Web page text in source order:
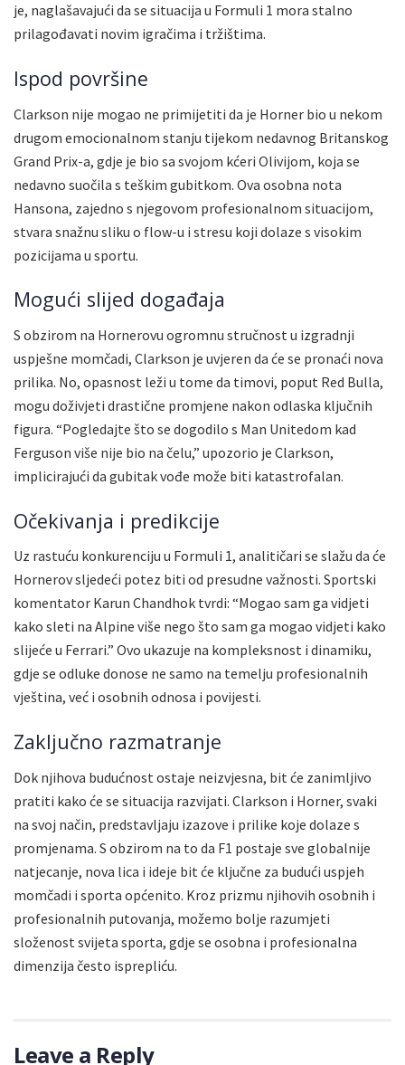
je, naglašavajući da se situacija u Formuli 1 mora stalno
prilagođavati novim igračima i tržištima.
Ispod površine
Clarkson nije mogao ne primijetiti da je Horner bio u nekom
drugom emocionalnom stanju tijekom nedavnog Britanskog
Grand Prix-a, gdje je bio sa svojom kćeri Olivijom, koja se
nedavno suočila s teškim gubitkom. Ova osobna nota
Hansona, zajedno s njegovom profesionalnom situacijom,
stvara snažnu sliku o flow-u i stresu koji dolaze s visokim
pozicijama u sportu.
Mogući slijed događaja
S obzirom na Hornerovu ogromnu stručnost u izgradnji
uspješne momčadi, Clarkson je uvjeren da će se pronaći nova
prilika. No, opasnost leži u tome da timovi, poput Red Bulla,
mogu doživjeti drastične promjene nakon odlaska ključnih
figura. “Pogledajte što se dogodilo s Man Unitedom kad
Ferguson više nije bio na čelu,” upozorio je Clarkson,
implicirajući da gubitak vođe može biti katastrofalan.
Očekivanja i predikcije
Uz rastuću konkurenciju u Formuli 1, analitičari se slažu da će
Hornerov sljedeći potez biti od presudne važnosti. Sportski
komentator Karun Chandhok tvrdi: “Mogao sam ga vidjeti
kako sleti na Alpine više nego što sam ga mogao vidjeti kako
slijeće u Ferrari.” Ovo ukazuje na kompleksnost i dinamiku,
gdje se odluke donose ne samo na temelju profesionalnih
vještina, već i osobnih odnosa i povijesti.
Zaključno razmatranje
Dok njihova budućnost ostaje neizvjesna, bit će zanimljivo
pratiti kako će se situacija razvijati. Clarkson i Horner, svaki
na svoj način, predstavljaju izazove i prilike koje dolaze s
promjenama. S obzirom na to da F1 postaje sve globalnije
natjecanje, nova lica i ideje bit će ključne za budući uspjeh
momčadi i sporta općenito. Kroz prizmu njihovih osobnih i
profesionalnih putovanja, možemo bolje razumjeti
složenost svijeta sporta, gdje se osobna i profesionalna
dimenzija često isprepliću.
Leave a Reply